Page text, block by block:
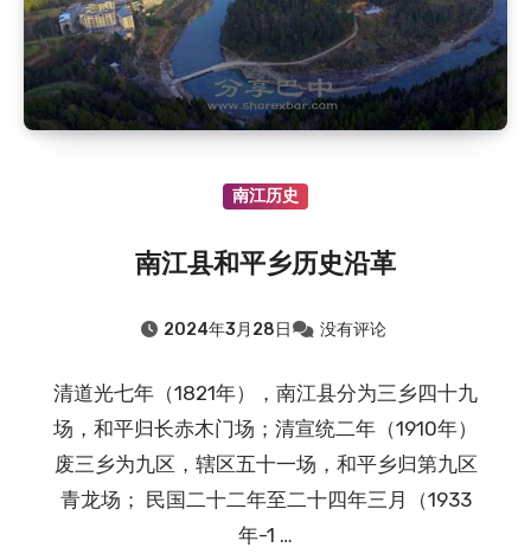
南江历史
南江县和平乡历史沿革
2024年3月28日 没有评论
清道光七年（1821年），南江县分为三乡四十九
场，和平归长赤木门场；清宣统二年（1910年）
废三乡为九区，辖区五十一场，和平乡归第九区
青龙场； 民国二十二年至二十四年三月（1933
年-1 …